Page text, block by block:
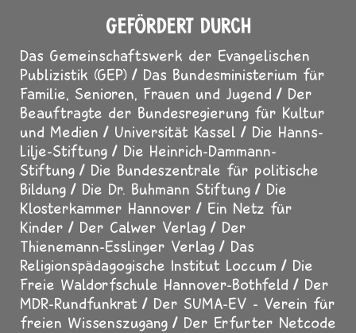
GEFÖRDERT DURCH
Das Gemeinschaftswerk der Evangelischen
Publizistik (GEP)
Das Bundesministerium für
Familie, Senioren, Frauen und Jugend
Der
Beauftragte der Bundesregierung für Kultur
und Medien
Universität Kassel
Die Hanns-
Lilje-Stiftung
Die Heinrich-Dammann-
Stiftung
Die Bundeszentrale für politische
Bildung
Die Dr. Buhmann Stiftung
Die
Klosterkammer Hannover
Ein Netz für
Kinder
Der Calwer Verlag
Der
Thienemann-Esslinger Verlag
Das
Religionspädagogische Institut Loccum
Die
Freie Waldorfschule Hannover-Bothfeld
Der
MDR-Rundfunkrat
Der SUMA-EV - Verein für
freien Wissenszugang
Der Erfurter Netcode